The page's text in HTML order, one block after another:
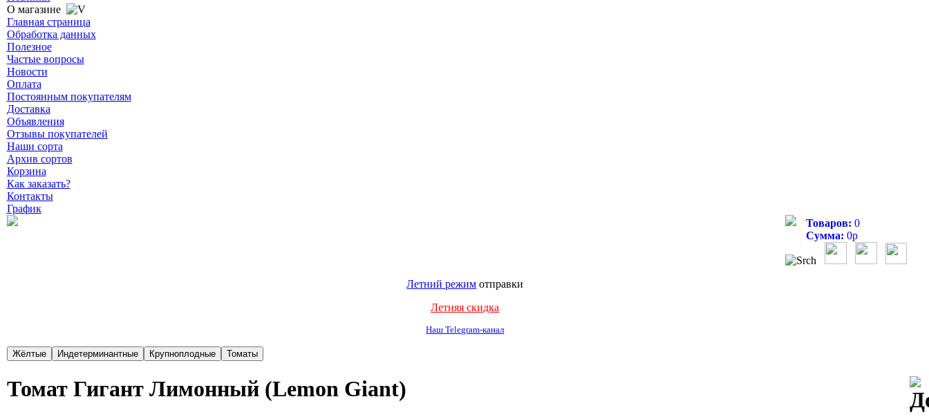
О магазине
Главная страница
Обработка данных
Полезное
Частые вопросы
Новости
Оплата
Постоянным покупателям
Доставка
Объявления
Отзывы покупателей
Наши сорта
Архив сортов
Корзина
Как заказать?
Контакты
График
Товаров: 0
Сумма: 0р
Летний режим отправки
Летняя скидка
Наш Telegram-канал
Томат Гигант Лимонный (Lemon Giant)